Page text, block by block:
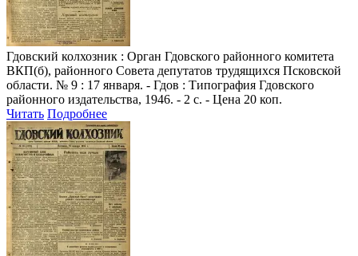
Гдовский колхозник : Орган Гдовского районного комитета
ВКП(б), районного Совета депутатов трудящихся Псковской
области. № 9 : 17 января. - Гдов : Типография Гдовского
районного издательства, 1946. - 2 с. - Цена 20 коп.
Читать Подробнее